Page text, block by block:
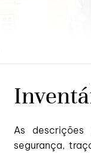
As
segurança,